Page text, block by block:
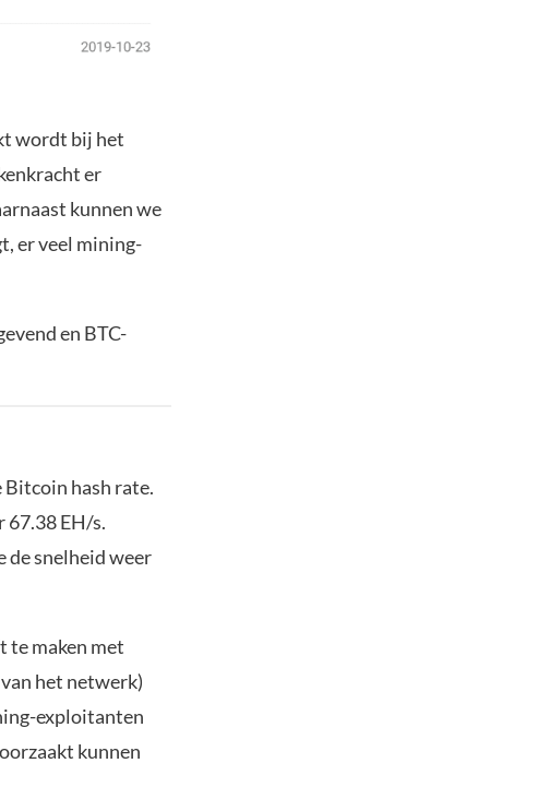
wordt bij het
er
kunnen we
er veel mining-
en BTC-
Bitcoin hash rate.
67.38 EH/s.
de snelheid weer
te maken met
het netwerk)
exploitanten
kunnen